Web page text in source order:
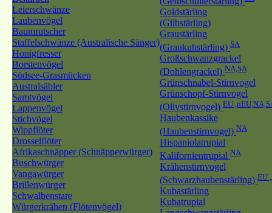
Leierschwänze
Laubenvögel
Baumrutscher
Staffelschwänze (Australische Sänger)
Honigfresser
Borstenvögel
Südsee-Grasmücken
Australsäbler
Samtvögel
Lappenvögel
Stichvögel
Wippflöter
Drosselflöter
Afrikaschnäpper (Schnäpperwürger)
Buschwürger
Vangawürger
Brillenwürger
Schwalbenstare
Würgerkrähen (Flötenvögel)
Goldstärling
(Gilbstärling)
Graustärling
(Graukuhstärling) SA
Großschwanzgrackel
(Dohlengrackel) NA,SA
Grünschnabel-Stirnvogel
Grünschopf-Stirnvogel
(Olivstirnvogel) EU
Haubenkassike
(Haubenstirnvogel) NA
Hispaniolatrupial
Kalifornientrupial NA
Krähenstirnvogel
(Schwarzhaubenstärling) EU
Kubastärling
Kubatrupial